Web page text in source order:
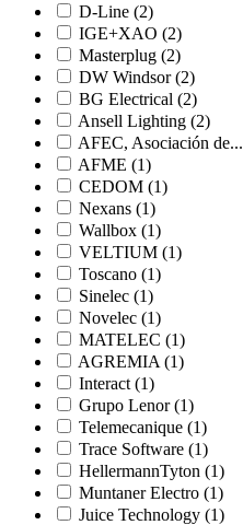
D-Line (2)
IGE+XAO (2)
Masterplug (2)
DW Windsor (2)
BG Electrical (2)
Ansell Lighting (2)
AFEC, Asociación de...
AFME (1)
CEDOM (1)
Nexans (1)
Wallbox (1)
VELTIUM (1)
Toscano (1)
Sinelec (1)
Novelec (1)
MATELEC (1)
AGREMIA (1)
Interact (1)
Grupo Lenor (1)
Telemecanique (1)
Trace Software (1)
HellermannTyton (1)
Muntaner Electro (1)
Juice Technology (1)